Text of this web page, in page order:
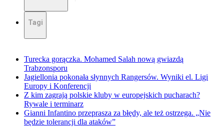
Tagi
Turecka gorączka. Mohamed Salah nową gwiazdą
Trabzonsporu
Jagiellonia pokonała słynnych Rangersów. Wyniki el. Ligi
Europy i Konferencji
Z kim zagrają polskie kluby w europejskich pucharach?
Rywale i terminarz
Gianni Infantino przeprasza za błędy, ale też ostrzega. „Nie
będzie tolerancji dla ataków”